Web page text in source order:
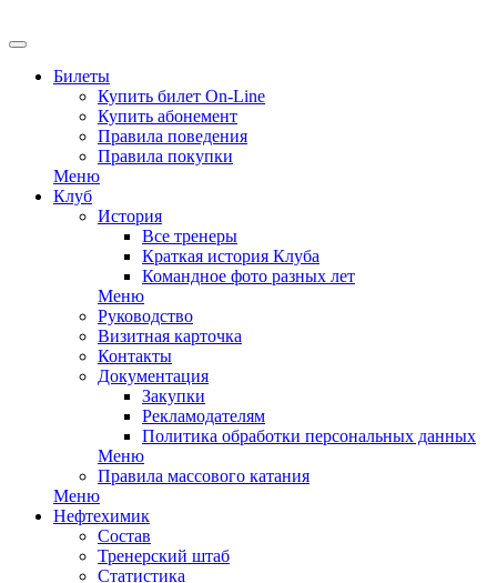
Билеты
Купить билет On-Line
Купить абонемент
Правила поведения
Правила покупки
Меню
Клуб
История
Все тренеры
Краткая история Клуба
Командное фото разных лет
Меню
Руководство
Визитная карточка
Контакты
Документация
Закупки
Рекламодателям
Политика обработки персональных данных
Меню
Правила массового катания
Меню
Нефтехимик
Состав
Тренерский штаб
Статистика